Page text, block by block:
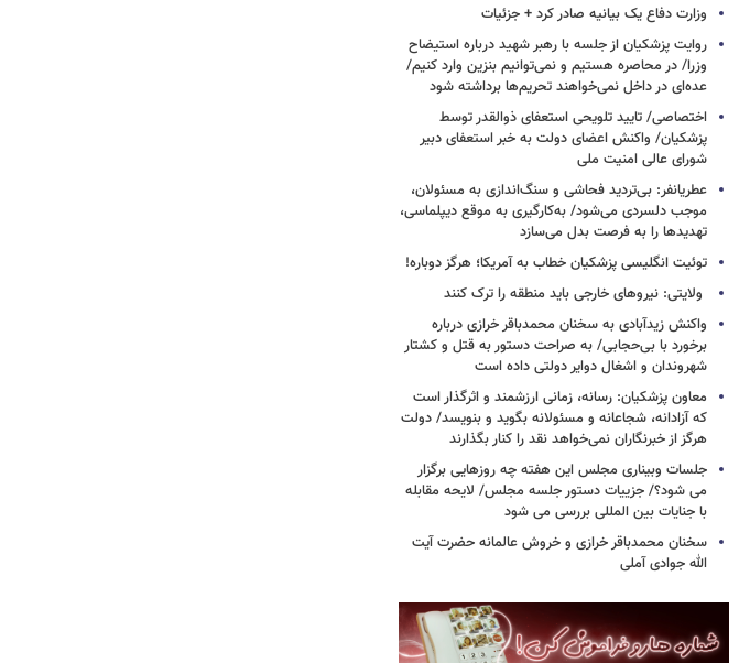
وزارت دفاع یک بیانیه صادر کرد + جزئیات
روایت پزشکیان از جلسه با رهبر شهید درباره استیضاح
وزرا/ در محاصره هستیم و نمی‌توانیم بنزین وارد کنیم/
عده‌ای در داخل نمی‌خواهند تحریم‌ها برداشته شود
اختصاصی/ تایید تلویحی استعفای ذوالقدر توسط
پزشکیان/ واکنش اعضای دولت به خبر استعفای دبیر
شورای عالی امنیت ملی
عطریانفر: بی‌تردید فحاشی و سنگ‌اندازی به مسئولان،
موجب دلسردی می‌شود/ به‌کارگیری به موقع دیپلماسی،
تهدیدها را به فرصت بدل می‌سازد
توئیت انگلیسی پزشکیان خطاب به آمریکا؛ هرگز دوباره!
ولایتی: نیروهای خارجی باید منطقه را ترک کنند
واکنش زیدآبادی به سخنان محمدباقر خرازی درباره
برخورد با بی‌حجابی/ به صراحت دستور به قتل و کشتار
شهروندان و اشغال دوایر دولتی داده است
معاون پزشکیان: رسانه، زمانی ارزشمند و اثرگذار است
که آزادانه، شجاعانه و مسئولانه بگوید و بنویسد/ دولت
هرگز از خبرنگاران نمی‌خواهد نقد را کنار بگذارند
جلسات وبیناری مجلس این هفته چه روزهایی برگزار
می شود؟/ جزییات دستور جلسه مجلس/ لایحه مقابله
با جنایات بین المللی بررسی می شود
سخنان محمدباقر خرازی و خروش عالمانه حضرت آیت
الله جوادی آملی